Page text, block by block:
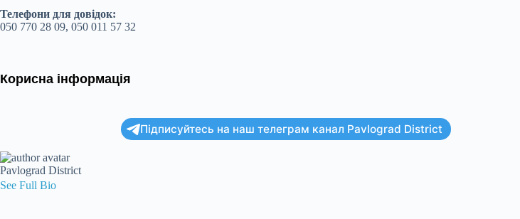
Телефони для довідок:
050 770 28 09, 050 011 57 32
Корисна інформація
Підписуйтесь на наш телеграм канал Pavlograd District
Pavlograd District
See Full Bio